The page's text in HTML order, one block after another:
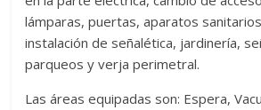
lámparas, puertas, aparatos
instalación de señalética, jardinería,
parqueos y verja perimetral.
Las áreas equipadas son: Espera,